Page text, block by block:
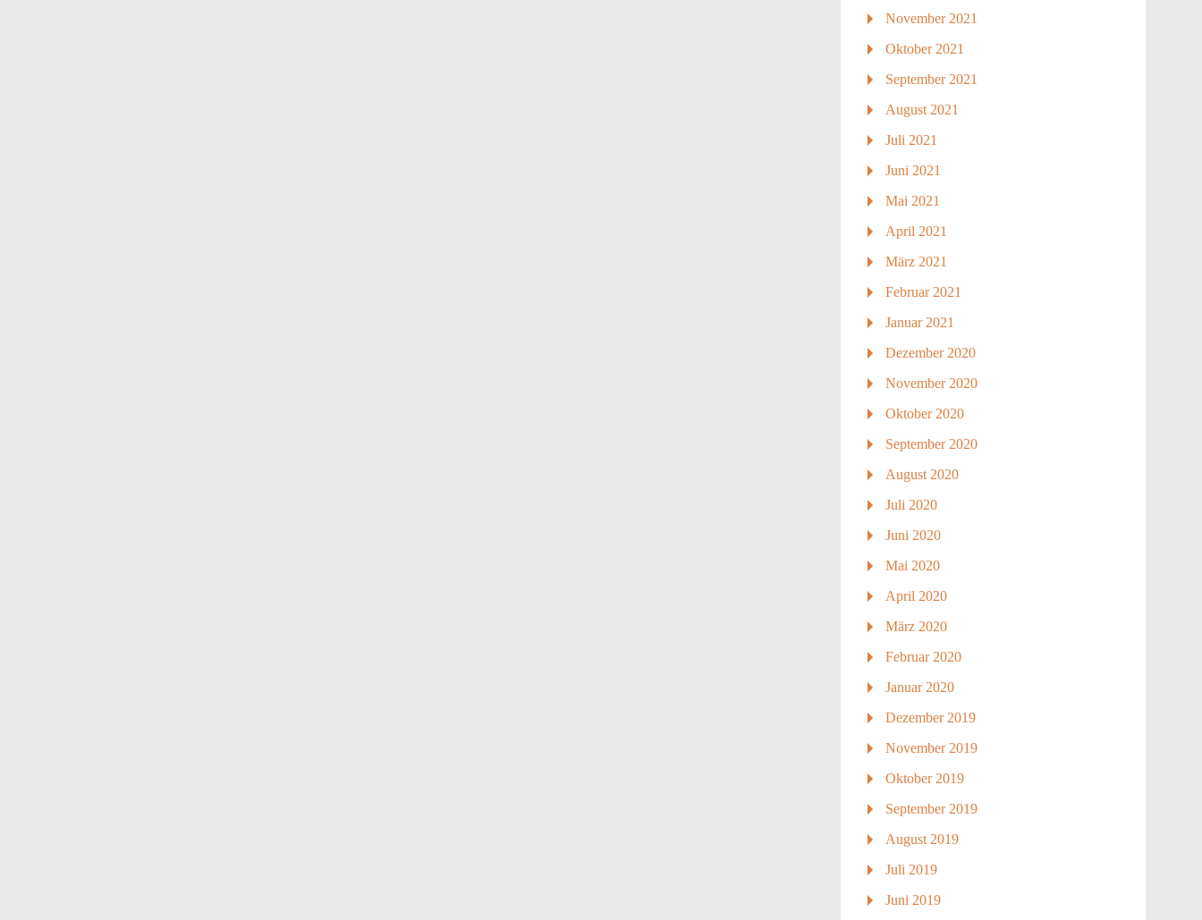
November 2021
Oktober 2021
September 2021
August 2021
Juli 2021
Juni 2021
Mai 2021
April 2021
März 2021
Februar 2021
Januar 2021
Dezember 2020
November 2020
Oktober 2020
September 2020
August 2020
Juli 2020
Juni 2020
Mai 2020
April 2020
März 2020
Februar 2020
Januar 2020
Dezember 2019
November 2019
Oktober 2019
September 2019
August 2019
Juli 2019
Juni 2019